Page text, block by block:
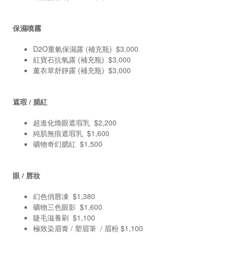
保濕噴霧
D2O重氫保濕露 (補充瓶) $3,000
紅寶石抗氧露 (補充瓶) $3,000
薰衣草舒靜露 (補充瓶) $3,000
遮瑕 / 腮紅
超進化煥眼遮瑕乳 $2,200
純肌無痕遮瑕乳 $1,600
礦物奇幻腮紅 $1,500
眼 / 唇妝
幻色俏唇凍 $1,380
礦物三色眼影 $1,600
睫毛滋養刷 $1,100
極致染眉膏 / 塑眉筆 / 眉粉 $1,100